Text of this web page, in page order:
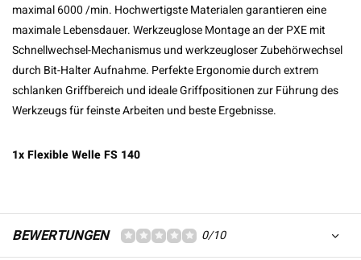
maximal 6000 /min. Hochwertigste Materialen garantieren eine
maximale Lebensdauer. Werkzeuglose Montage an der PXE mit
Schnellwechsel-Mechanismus und werkzeugloser Zubehörwechsel
durch Bit-Halter Aufnahme. Perfekte Ergonomie durch extrem
schlanken Griffbereich und ideale Griffpositionen zur Führung des
Werkzeugs für feinste Arbeiten und beste Ergebnisse.
1x Flexible Welle FS 140
BEWERTUNGEN 0/10